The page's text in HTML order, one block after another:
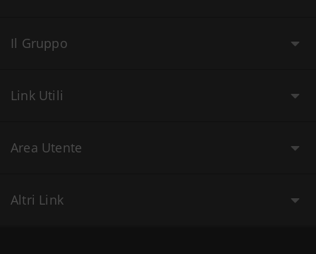
Il Gruppo
Link Utili
Area Utente
Altri Link